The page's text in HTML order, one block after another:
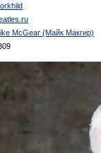
McGear (Майк Макгир)